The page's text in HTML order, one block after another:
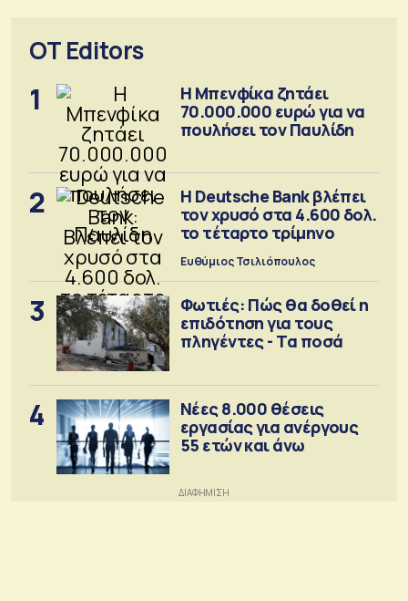
OT Editors
1
Η Μπενφίκα ζητάει
70.000.000 ευρώ για να
πουλήσει τον Παυλίδη
2
Η Deutsche Bank βλέπει
τον χρυσό στα 4.600 δολ.
το τέταρτο τρίμηνο
Ευθύμιος Τσιλιόπουλος
3
Φωτιές: Πώς θα δοθεί η
επιδότηση για τους
πληγέντες - Τα ποσά
4
Νέες 8.000 θέσεις
εργασίας για ανέργους
55 ετών και άνω